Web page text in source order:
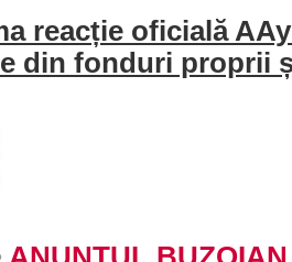
reacție oficială
din fonduri proprii